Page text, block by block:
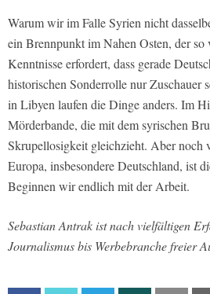
Warum wir im Falle Syrien nicht
ein Brennpunkt im Nahen Osten, der so
Kenntnisse erfordert, dass gerade
historischen Sonderrolle nur Zuschauer
in Libyen laufen die Dinge anders. Im
Mörderbande, die mit dem syrischen
Skrupellosigkeit gleichzieht. Aber noch
Europa, insbesondere Deutschland, ist
Beginnen wir endlich mit der Arbeit.
Sebastian Antrak ist nach vielfältigen
Journalismus bis Werbebranche freier